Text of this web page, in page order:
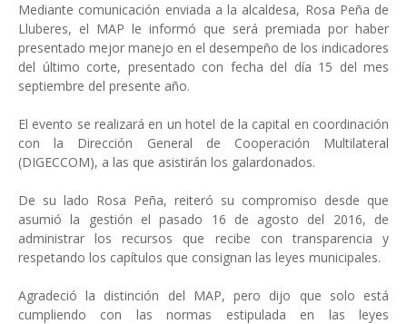
Mediante comunicación enviada a la alcaldesa, Rosa Peña de
Lluberes, el MAP le informó que será premiada por haber
presentado mejor manejo en el desempeño de los indicadores
del último corte, presentado con fecha del día 15 del mes
septiembre del presente año.
El evento se realizará en un hotel de la capital en coordinación
con la Dirección General de Cooperación Multilateral
(DIGECCOM), a las que asistirán los galardonados.
De su lado Rosa Peña, reiteró su compromiso desde que
asumió la gestión el pasado 16 de agosto del 2016, de
administrar los recursos que recibe con transparencia y
respetando los capítulos que consignan las leyes municipales.
Agradeció la distinción del MAP, pero dijo que solo está
cumpliendo con las normas estipulada en las leyes